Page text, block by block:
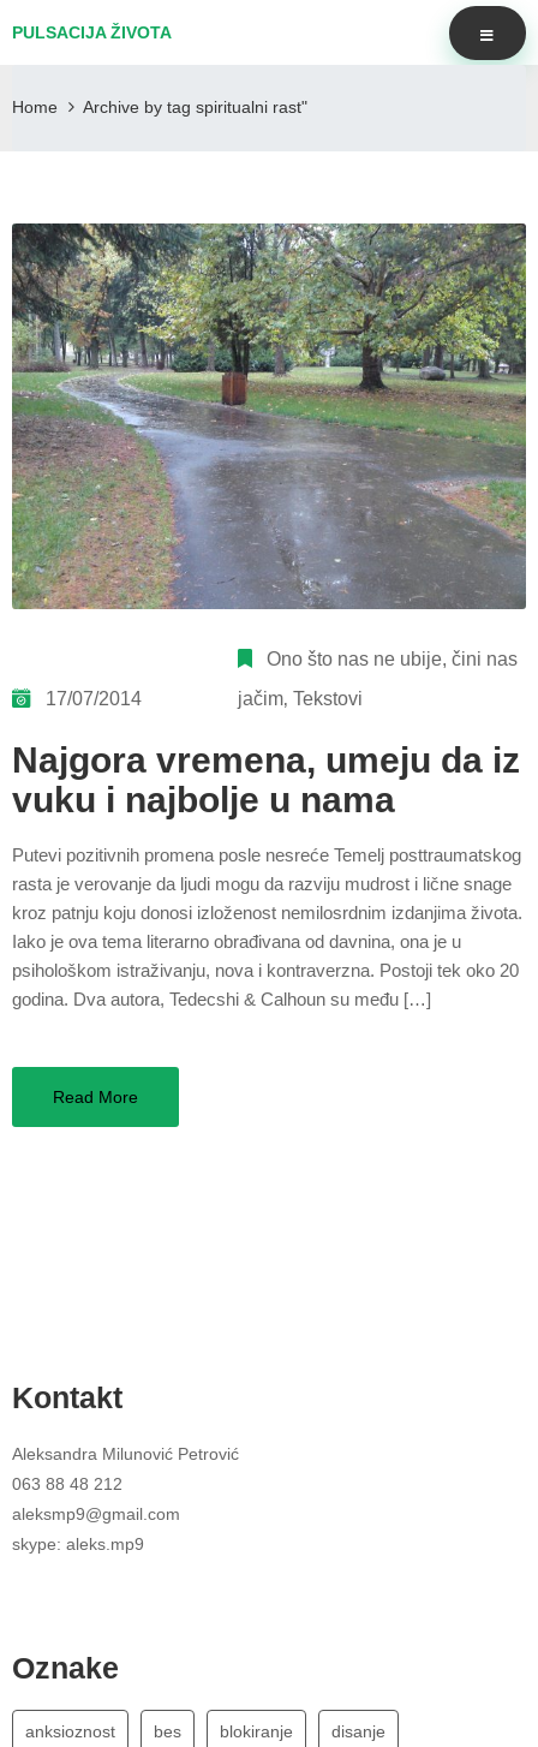
PULSACIJA ŽIVOTA
Home Archive by tag spiritualni rast"
17/07/2014
Ono što nas ne ubije, čini nas
jačim‚Tekstovi
Najgora vremena, umeju da iz
vuku i najbolje u nama
Putevi pozitivnih promena posle nesreće Temelj posttraumatskog
rasta je verovanje da ljudi mogu da razviju mudrost i lične snage
kroz patnju koju donosi izloženost nemilosrdnim izdanjima života.
Iako je ova tema literarno obrađivana od davnina, ona je u
psihološkom istraživanju, nova i kontraverzna. Postoji tek oko 20
godina. Dva autora, Tedecshi & Calhoun su među […]
Read More
Kontakt
Aleksandra Milunović Petrović
063 88 48 212
aleksmp9@gmail.com
skype: aleks.mp9
Oznake
anksioznost bes blokiranje disanje